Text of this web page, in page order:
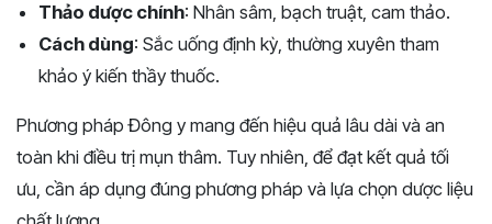
Thảo dược chính: Nhân sâm, bạch truật, cam thảo.
Cách dùng: Sắc uống định kỳ, thường xuyên tham
khảo ý kiến thầy thuốc.
Phương pháp Đông y mang đến hiệu quả lâu dài và an
toàn khi điều trị mụn thâm. Tuy nhiên, để đạt kết quả tối
ưu, cần áp dụng đúng phương pháp và lựa chọn dược liệu